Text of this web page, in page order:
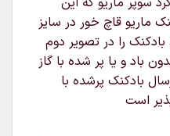
قاچ خور در سایز
را در تصویر دوم
باد و یا پر شده با گاز
بادکنک پرشده با
است